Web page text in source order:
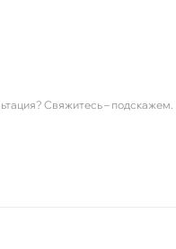
Свяжитесь – подскажем.